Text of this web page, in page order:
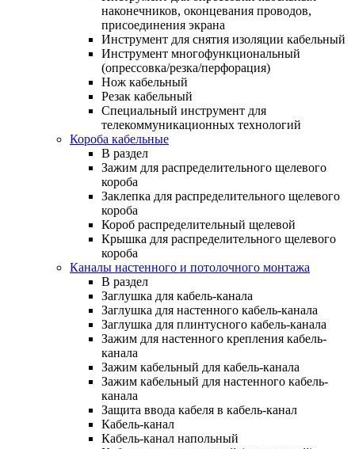
наконечников, оконцевания проводов,
присоединения экрана
Инструмент для снятия изоляции кабельный
Инструмент многофункциональный
(опрессовка/резка/перфорация)
Нож кабельный
Резак кабельный
Специальный инструмент для
телекоммуникационных технологий
Короба кабельные
В раздел
Зажим для распределительного щелевого
короба
Заклепка для распределительного щелевого
короба
Короб распределительный щелевой
Крышка для распределительного щелевого
короба
Каналы настенного и потолочного монтажа
В раздел
Заглушка для кабель-канала
Заглушка для настенного кабель-канала
Заглушка для плинтусного кабель-канала
Зажим для настенного крепления кабель-
канала
Зажим кабельный для кабель-канала
Зажим кабельный для настенного кабель-
канала
Защита ввода кабеля в кабель-канал
Кабель-канал
Кабель-канал напольный